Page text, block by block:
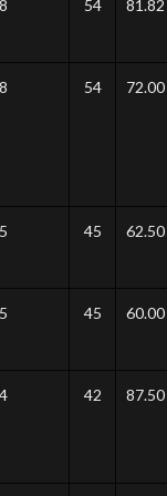
54 81.82
54 72.00
45 62.50
45 60.00
42 87.50